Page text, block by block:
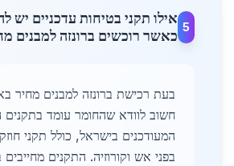
5
אילו תקני בטיחות עדכניים
כאשר רוכשים ברונזה למבנים
בעת רכישת ברונזה למבנים מחיר
חשוב לוודא שהחומר עומד בתקנים
המעודכנים בישראל, כולל תקני
בפני אש וקורוזיה. התקנים מחייבים